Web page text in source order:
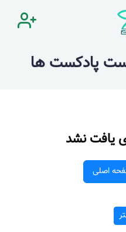
پادکست ها
یافت نشد
اصلی